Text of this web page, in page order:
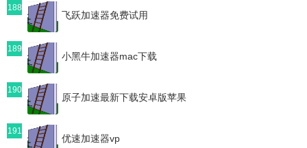
188
飞跃加速器免费试用
189
小黑牛加速器mac下载
190
原子加速最新下载安卓版苹果
191
优速加速器vp